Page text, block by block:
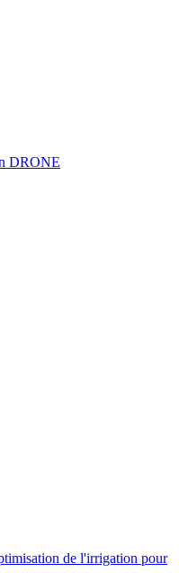
DRONE
de l'irrigation pour